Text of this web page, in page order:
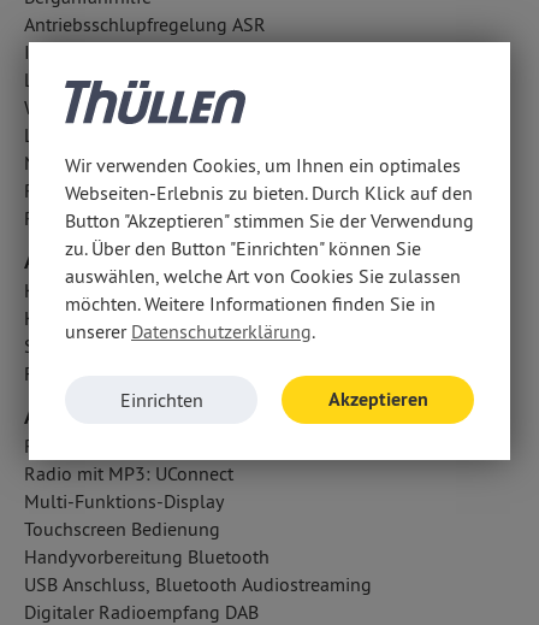
Antriebsschlupfregelung ASR
ISOFIX Kindersitzbefestigung
LED-Tagfahrlicht
Wegfahrsperre
Lichtsensor
Nebelscheinwerfer
Reifendruckkontrolle
Regensensor
Airbags
Knieairbag Fahrer
Kopfairbag vorn und hinten
Seitenairbag vorn
Fahrer- /Beifahrerairbag
Audio & Kommunikation
Radio-Navigationssystem
Radio mit MP3: UConnect
Multi-Funktions-Display
Touchscreen Bedienung
Handyvorbereitung Bluetooth
USB Anschluss, Bluetooth Audiostreaming
Digitaler Radioempfang DAB
Wir verwenden Cookies, um Ihnen ein optimales
Webseiten-Erlebnis zu bieten. Durch Klick auf den
Button "Akzeptieren" stimmen Sie der Verwendung
zu. Über den Button "Einrichten" können Sie
auswählen, welche Art von Cookies Sie zulassen
möchten. Weitere Informationen finden Sie in
unserer Datenschutzerklärung.
Einrichten Akzeptieren